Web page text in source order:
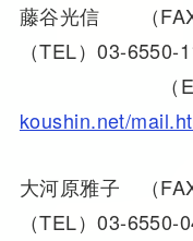
藤谷光信 （
（TEL）03-6550-
（E-
koushin.net/
大河原雅子 （
（TEL）03-6550-